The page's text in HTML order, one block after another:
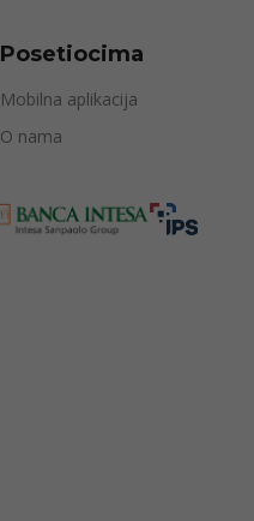
Posetiocima
Mobilna aplikacija
O nama